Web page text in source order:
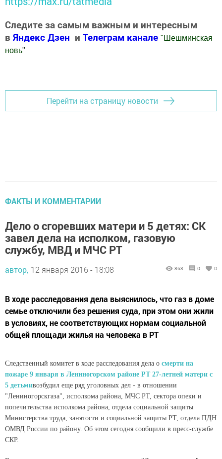
Следите за самым важным и интересным
в Яндекс Дзен и Телеграм канале " Шешминская
новь"
Перейти на страницу новости
ФАКТЫ И КОММЕНТАРИИ
Дело о сгоревших матери и 5 детях: СК
завел дела на исполком, газовую
службу, МВД и МЧС РТ
автор, 12 января 2016 - 18:08 863 0 0
В ходе расследования дела выяснилось, что газ в доме
семье отключили без решения суда, при этом они жили
в условиях, не соответствующих нормам социальной
общей площади жилья на человека в РТ
Следственный комитет в ходе расследования дела о смерти на
пожаре 9 января в Лениногорском районе РТ 27-летней матери с
5 детьмивозбудил еще ряд уголовных дел - в отношении
"Лениногорскгаза", исполкома района, МЧС РТ, сектора опеки и
попечительства исполкома района, отдела социальной защиты
Министерства труда, занятости и социальной защиты РТ, отдела ПДН
ОМВД России по району. Об этом сегодня сообщили в пресс-службе
СКР.